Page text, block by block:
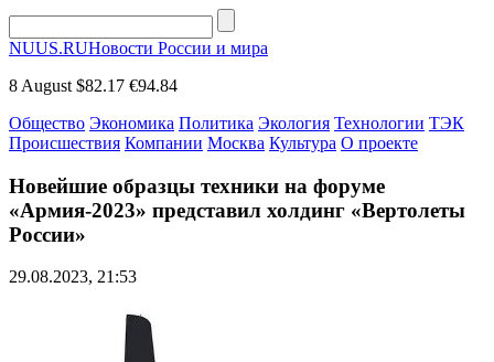
NUUS.RUНовости России и мира
8 August $82.17 €94.84
Общество Экономика Политика Экология Технологии ТЭК
Происшествия Компании Москва Культура О проекте
Новейшие образцы техники на форуме
«Армия-2023» представил холдинг «Вертолеты
России»
29.08.2023, 21:53